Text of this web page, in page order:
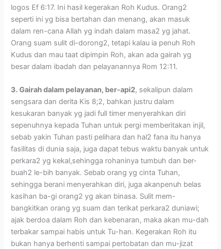
logos Ef 6:17. Ini hasil kegerakan Roh Kudus. Orang2
seperti ini yg bisa bertahan dan menang, akan masuk
dalam ren-cana Allah yg indah dalam masa2 yg jahat.
Orang suam sulit di-dorong2, tetapi kalau ia penuh Roh
Kudus dan mau taat dipimpin Roh, akan ada gairah yg
besar dalam ibadah dan pelayanannya Rom 12:11.
3. Gairah dalam pelayanan, ber-api2, sekalipun dalam
sengsara dan derita Kis 8;2, bahkan justru dalam
kesukaran banyak yg jadi full timer menyerahkan diri
sepenuhnya kepada Tuhan untuk pergi memberitakan injil,
sebab yakin Tuhan pasti pelihara dan hal2 fana itu hanya
fasilitas di dunia saja, juga dapat tebus waktu banyak untuk
perkara2 yg kekal,sehingga rohaninya tumbuh dan ber-
buah2 le-bih banyak. Sebab orang yg cinta Tuhan,
sehingga berani menyerahkan diri, juga akanpenuh belas
kasihan ba-gi orang2 yg akan binasa. Sulit mem-
bangkitkan orang yg suam dan terikat perkara2 duniawi;
ajak berdoa dalam Roh dan kebenaran, maka akan mu-dah
terbakar sampai habis untuk Tu-han. Kegerakan Roh itu
bukan hanya berhenti sampai pertobatan dan mu-jizat